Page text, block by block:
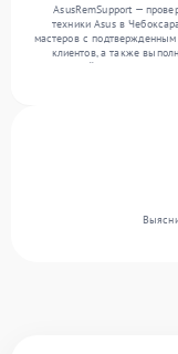
AsusRemSupport —
техники Asus в
мастеров с
клиентов, а также
сервисный центр
задачи любой сложности